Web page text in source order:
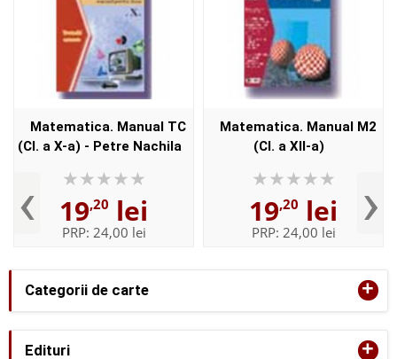
Categorii de carte +
Edituri +
‹
Matematica. Manual TC
(Cl. a X-a) - Petre Nachila
19,20 lei
PRP: 24,00 lei
Matematica. Manual M2
(Cl. a XII-a)
19,20 lei
PRP: 24,00 lei ›